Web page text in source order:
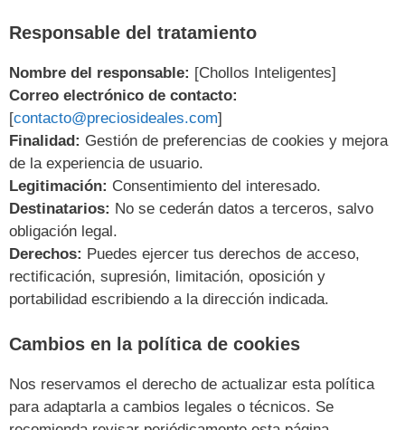
Responsable del tratamiento
Nombre del responsable: [Chollos Inteligentes]
Correo electrónico de contacto:
[contacto@preciosideales.com]
Finalidad: Gestión de preferencias de cookies y mejora
de la experiencia de usuario.
Legitimación: Consentimiento del interesado.
Destinatarios: No se cederán datos a terceros, salvo
obligación legal.
Derechos: Puedes ejercer tus derechos de acceso,
rectificación, supresión, limitación, oposición y
portabilidad escribiendo a la dirección indicada.
Cambios en la política de cookies
Nos reservamos el derecho de actualizar esta política
para adaptarla a cambios legales o técnicos. Se